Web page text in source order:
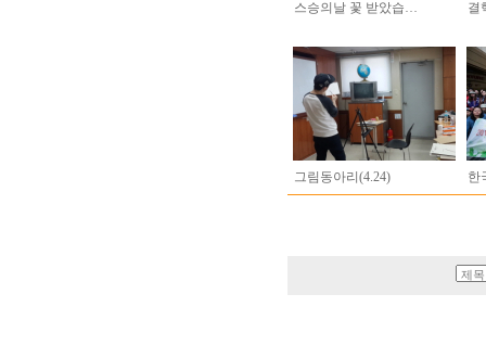
스승의날 꽃 받았습… 결
그림동아리(4.24) 한